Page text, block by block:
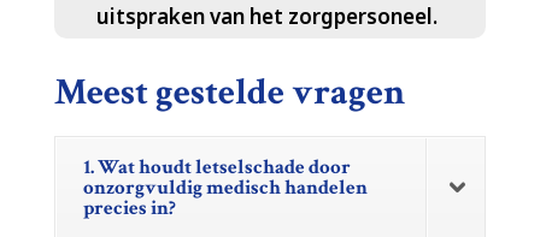
uitspraken van het zorgpersoneel.​
Meest gestelde vragen
1. Wat houdt letselschade door
onzorgvuldig medisch handelen
precies in?